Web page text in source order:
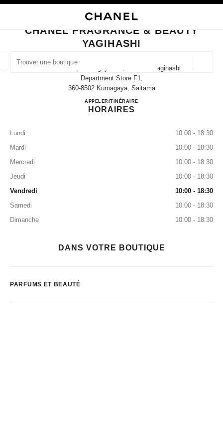
TROUVER UNE BOUTIQUE
Les suggestions sont affichées sous cette barre de recherche
0 suggestions disponibles
FERMER LA FICHE BOUTIQUE CHANEL FRAGRANCE & BEAUTY
CHANEL FRAGRANCE & BEAUTY
YAGIHASHI
74 Nakacho, Kumagaya-Shi, Saitama Yagihashi
Department Store F1,
360-8502 Kumagaya, Saitama
APPELER048-525-6805
ITINÉRAIRECHANEL FRAGRANCE &
HORAIRES
Lundi
10:00 - 18:30
Mardi
10:00 - 18:30
Mercredi
10:00 - 18:30
Jeudi
10:00 - 18:30
Vendredi
10:00 - 18:30
Samedi
10:00 - 18:30
Dimanche
10:00 - 18:30
DANS VOTRE BOUTIQUE
PARFUMS ET BEAUTÉ
LUNETTES HORLOGERIE ET JOAILLERIE